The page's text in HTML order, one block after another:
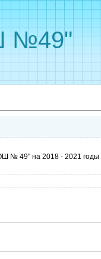
№49"
№ 49" на 2018 - 2021 годы